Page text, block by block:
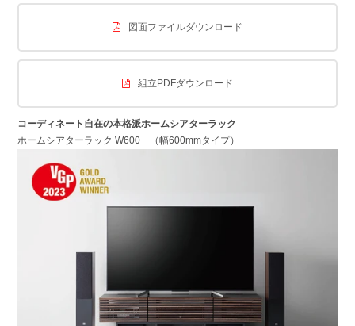
図面ファイルダウンロード
組立PDFダウンロード
コーディネート自在の本格派ホームシアターラック
ホームシアターラック W600 （幅600mmタイプ）